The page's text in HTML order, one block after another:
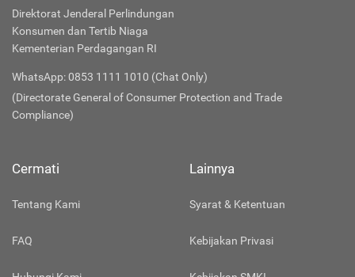
Direktorat Jenderal Perlindungan
Konsumen dan Tertib Niaga
Kementerian Perdagangan RI
WhatsApp: 0853 1111 1010 (Chat Only)
(Directorate General of Consumer Protection and Trade
Compliance)
Cermati
Tentang Kami
FAQ
Lainnya
Syarat & Ketentuan
Kebijakan Privasi